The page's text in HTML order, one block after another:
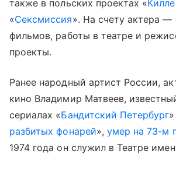
также в польских проектах «
«Сексмиссия». На счету актера —
фильмов, работы в театре и
проекты.
Ранее народный артист России,
кино Владимир Матвеев,
сериалах «Бандитский Петербург
разбитых фонарей», умер на 73-м
1974 года он служил в Театре